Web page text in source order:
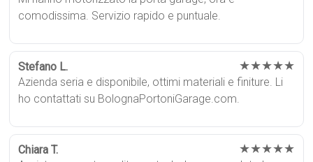
comodissima. Servizio rapido e puntuale.
Stefano L. ★★★★★
Azienda seria e disponibile, ottimi materiali e finiture. Li
ho contattati su BolognaPortoniGarage.com.
Chiara T. ★★★★★